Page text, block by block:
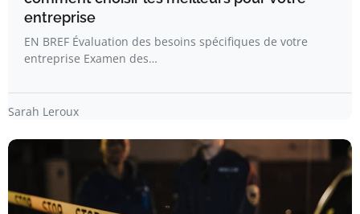
entreprise
EN BREF Évaluation des besoins spécifiques de votre
entreprise Examen des…
Sarah Leroux